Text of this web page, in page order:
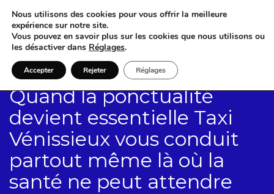
Quand la ponctualité
devient essentielle Taxi
Vénissieux vous conduit
partout même là où la
santé ne peut attendre
Nous utilisons des cookies pour vous offrir la meilleure
expérience sur notre site.
Vous pouvez en savoir plus sur les cookies que nous utilisons ou
les désactiver dans Réglages.
Accepter Rejeter Réglages